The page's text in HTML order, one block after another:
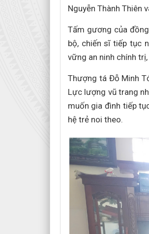
Nguyễn Thành Thiên
Tấm gương của
bộ, chiến sĩ tiếp tục
vững an ninh chính
Thượng tá Đỗ Minh
Lực lượng vũ trang
muốn gia đình tiếp
hệ trẻ noi theo.